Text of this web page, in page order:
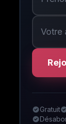
Gratuit